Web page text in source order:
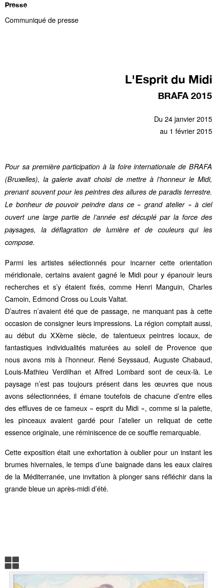
Presse
Communiqué de presse
L'Esprit du Midi
BRAFA 2015
Du 24 janvier 2015
au 1 février 2015
Pour sa première participation à la foire internationale de BRAFA
(Bruxelles), la galerie avait choisi de mettre à l’honneur le Midi,
prenant souvent pour les peintres des allures de paradis terrestre.
Le bonheur de pouvoir peindre dans ce « grand atelier » à ciel
ouvert une large partie de l’année est décuplé par la force des
paysages, la déflagration de lumière et de couleurs qui les
compose.
Parmi les artistes sélectionnés pour incarner cette orientation
méridionale, certains avaient gagné le Midi pour y épanouir leurs
recherches et s’y étaient fixés, comme Henri Manguin, Charles
Camoin, Edmond Cross ou Louis Valtat.
D’autres n’avaient été que de passage, ne manquant pas à cette
occasion de consigner leurs impressions. La région comptait aussi,
au début du XXème siècle, de talentueux peintres locaux, de
fantastiques individualités maturées au soleil de Provence que
nous avons mis à l’honneur. René Seyssaud, Auguste Chabaud,
Louis-Mathieu Verdilhan et Alfred Lombard sont de ceux-là. Le
paysage n’est pas toujours présent dans les œuvres que nous
avons sélectionnées, il émane toutefois de chacune d’entre elles
des effluves de ce fameux « esprit du Midi », comme si la palette,
les pinceaux avaient gardé pour l’atelier un reliquat de cette
essence originale, une réminiscence de ce souffle remarquable.
Cette exposition était une exhortation à oublier pour un instant les
brumes hivernales, le temps d’une baignade dans les eaux claires
de la Méditerranée, une invitation à plonger sans réfléchir dans la
grande bleue un après-midi d’été.